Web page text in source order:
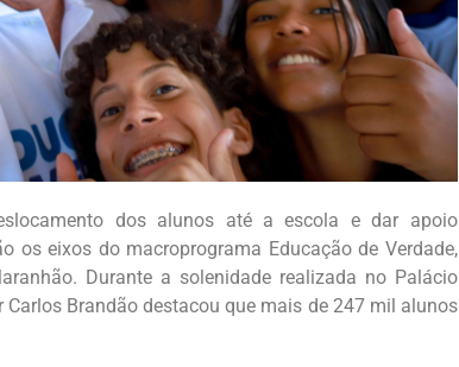
dos alunos até a escola e dar apoio
os eixos do macroprograma Educação de Verdade,
Durante a solenidade realizada no Palácio
Carlos Brandão destacou que mais de 247 mil alunos